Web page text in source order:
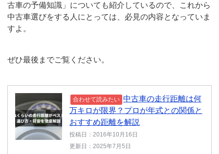
古車の予備知識」についても紹介しているので、これから
中古車選びをする人にとっては、必見の内容となっていま
すよ。
ぜひ最後までご覧ください。
合わせて読みたい 中古車の走行距離は何
万キロが限界？プロが年式との関係と
おすすめ距離を解説
投稿日：2016年10月16日
更新日：2025年7月5日